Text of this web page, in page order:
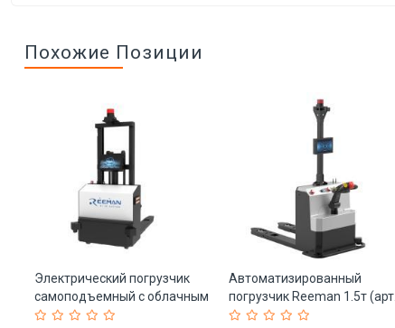
Похожие Позиции
Электрический погрузчик
самоподъемный с облачным
подключением и
Автоматизированный
погрузчик Reeman 1.5т (арт.
25-11071220)